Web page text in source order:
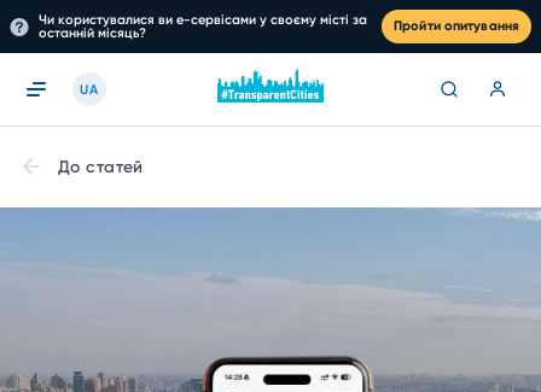
Чи користувалися ви е-сервісами у своєму місті за
останній місяць?
Пройти опитування
UA
До статей